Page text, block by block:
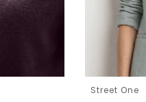
Street One